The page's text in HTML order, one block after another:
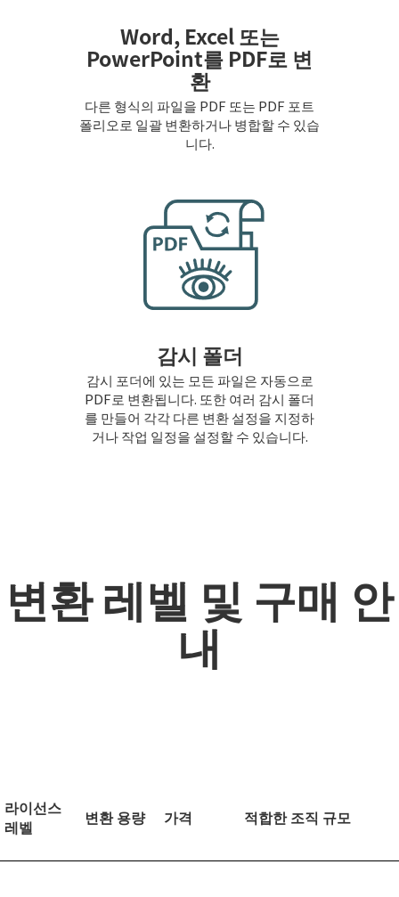
Word, Excel 또는
PowerPoint를 PDF로 변
환
다른 형식의 파일을 PDF 또는 PDF 포트
폴리오로 일괄 변환하거나 병합할 수 있습
니다.
감시 폴더
감시 포더에 있는 모든 파일은 자동으로
PDF로 변환됩니다. 또한 여러 감시 폴더
를 만들어 각각 다른 변환 설정을 지정하
거나 작업 일정을 설정할 수 있습니다.
변환 레벨 및 구매 안
내
라이선스
레벨
변환 용량 가격 적합한 조직 규모